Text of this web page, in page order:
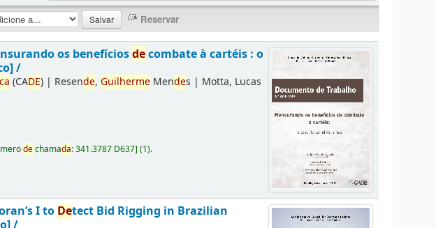
os benefíciosdecombate à cartéis : o
/
(CADE) | Resende,Guilherme Mendes | Motta, Lucas
dechamada:341.3787 D637](1).
I to Detect Bid Rigging in Brazilian